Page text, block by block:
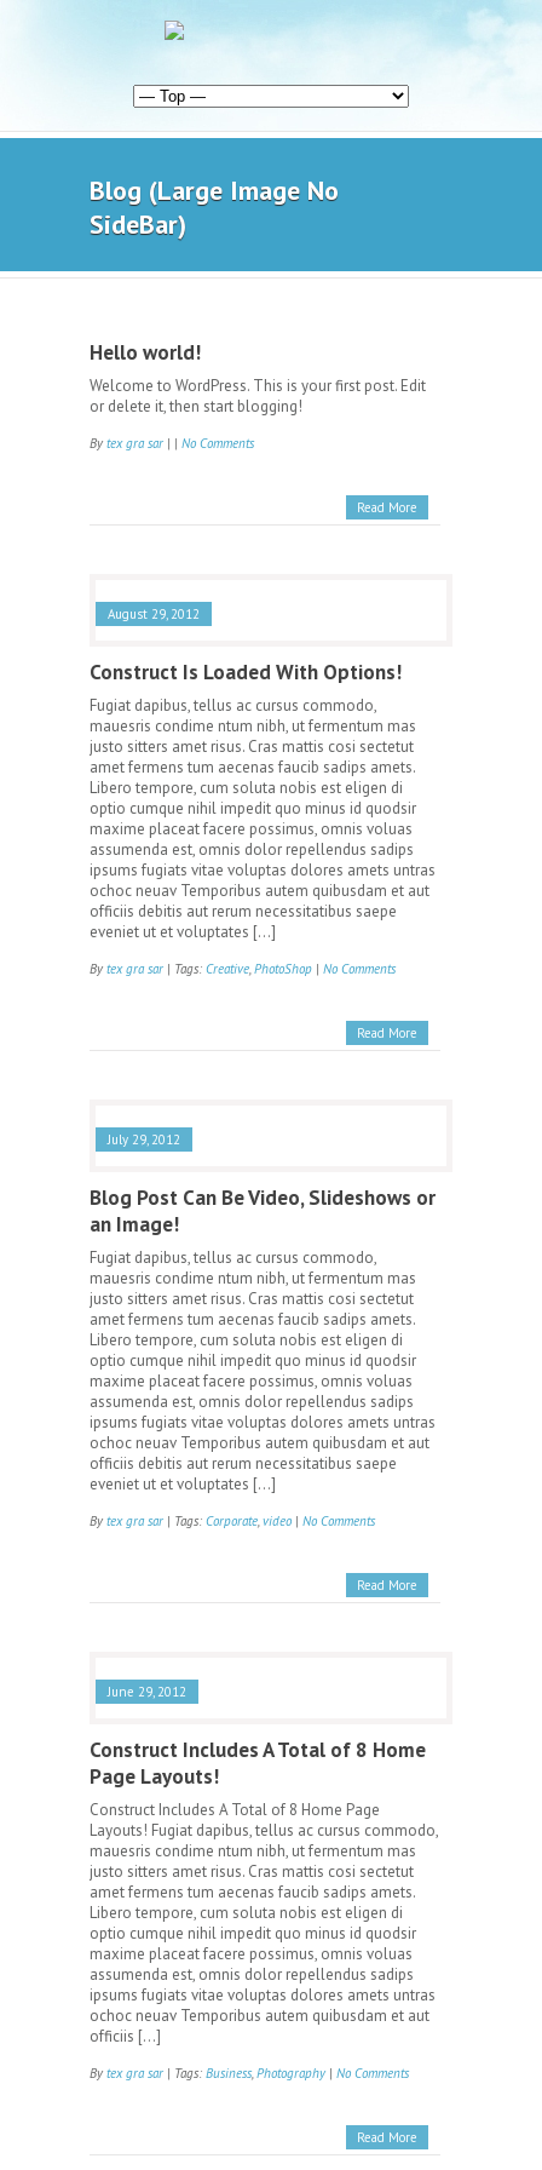
Blog (Large Image No
SideBar)
Hello world!
Welcome to WordPress. This is your first post. Edit
or delete it, then start blogging!
By tex gra sar | | No Comments
Read More
August 29, 2012
Construct Is Loaded With Options!
Fugiat dapibus, tellus ac cursus commodo,
mauesris condime ntum nibh, ut fermentum mas
justo sitters amet risus. Cras mattis cosi sectetut
amet fermens tum aecenas faucib sadips amets.
Libero tempore, cum soluta nobis est eligen di
optio cumque nihil impedit quo minus id quodsir
maxime placeat facere possimus, omnis voluas
assumenda est, omnis dolor repellendus sadips
ipsums fugiats vitae voluptas dolores amets untras
ochoc neuav Temporibus autem quibusdam et aut
officiis debitis aut rerum necessitatibus saepe
eveniet ut et voluptates […]
By tex gra sar | Tags: Creative,PhotoShop | No Comments
Read More
July 29, 2012
Blog Post Can Be Video, Slideshows or
an Image!
Fugiat dapibus, tellus ac cursus commodo,
mauesris condime ntum nibh, ut fermentum mas
justo sitters amet risus. Cras mattis cosi sectetut
amet fermens tum aecenas faucib sadips amets.
Libero tempore, cum soluta nobis est eligen di
optio cumque nihil impedit quo minus id quodsir
maxime placeat facere possimus, omnis voluas
assumenda est, omnis dolor repellendus sadips
ipsums fugiats vitae voluptas dolores amets untras
ochoc neuav Temporibus autem quibusdam et aut
officiis debitis aut rerum necessitatibus saepe
eveniet ut et voluptates […]
By tex gra sar | Tags: Corporate,video | No Comments
Read More
June 29, 2012
Construct Includes A Total of 8 Home
Page Layouts!
Construct Includes A Total of 8 Home Page
Layouts! Fugiat dapibus, tellus ac cursus commodo,
mauesris condime ntum nibh, ut fermentum mas
justo sitters amet risus. Cras mattis cosi sectetut
amet fermens tum aecenas faucib sadips amets.
Libero tempore, cum soluta nobis est eligen di
optio cumque nihil impedit quo minus id quodsir
maxime placeat facere possimus, omnis voluas
assumenda est, omnis dolor repellendus sadips
ipsums fugiats vitae voluptas dolores amets untras
ochoc neuav Temporibus autem quibusdam et aut
officiis […]
By tex gra sar | Tags: Business,Photography| No Comments
Read More